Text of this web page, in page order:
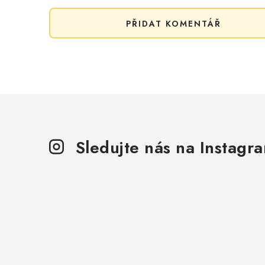
PŘIDAT KOMENTÁŘ
Sledujte nás na